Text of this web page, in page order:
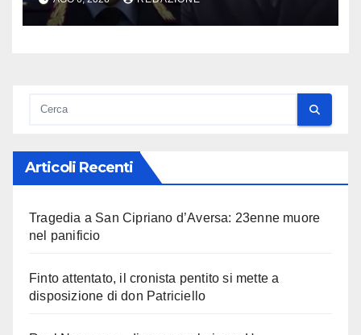
Articoli Recenti
Tragedia a San Cipriano d’Aversa: 23enne muore
nel panificio
Finto attentato, il cronista pentito si mette a
disposizione di don Patriciello